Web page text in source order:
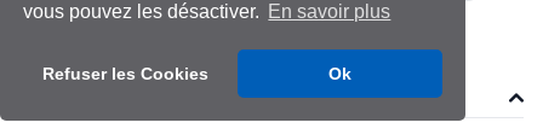
vous pouvez les désactiver. En savoir plus
Refuser les Cookies Ok